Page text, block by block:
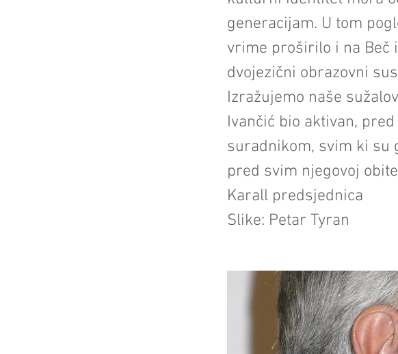
generacijam. U tom
vrime proširilo i na Beč
dvojezični obrazovni
Izražujemo naše
Ivančić bio aktivan,
suradnikom, svim ki su
pred svim njegovoj
Karall predsjednica
Slike: Petar Tyran